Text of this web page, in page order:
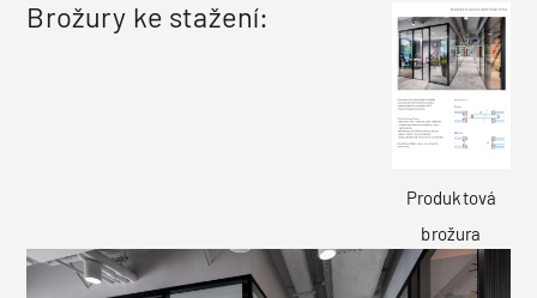
Brožury ke stažení:
Produktová
brožura